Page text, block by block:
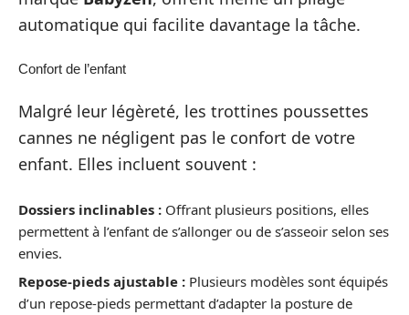
automatique qui facilite davantage la tâche.
Confort de l’enfant
Malgré leur légèreté, les trottines poussettes
cannes ne négligent pas le confort de votre
enfant. Elles incluent souvent :
Dossiers inclinables : Offrant plusieurs positions, elles
permettent à l’enfant de s’allonger ou de s’asseoir selon ses
envies.
Repose-pieds ajustable : Plusieurs modèles sont équipés
d’un repose-pieds permettant d’adapter la posture de